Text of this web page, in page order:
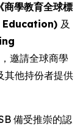
商學教育全球標
及
邀請全球商學
其他持份者提供
備受推崇的認